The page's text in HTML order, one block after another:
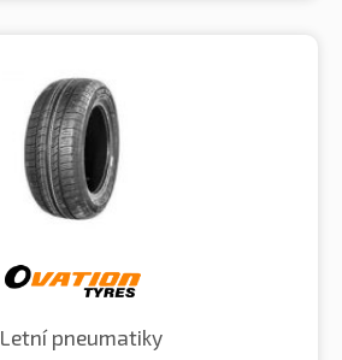
Letní pneumatiky